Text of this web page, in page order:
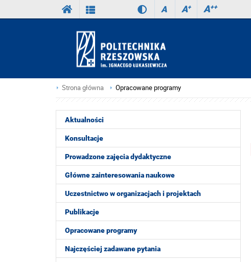
A A+ A++
Strona główna Opracowane programy
Aktualności
Konsultacje
Prowadzone zajęcia dydaktyczne
Główne zainteresowania naukowe
Uczestnictwo w organizacjach i projektach
Publikacje
Opracowane programy
Najczęściej zadawane pytania